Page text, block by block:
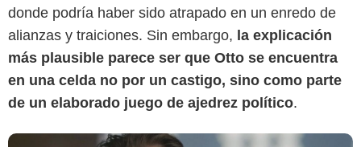
donde podría haber sido atrapado en un enredo de
alianzas y traiciones. Sin embargo, la explicación
más plausible parece ser que Otto se encuentra
en una celda no por un castigo, sino como parte
de un elaborado juego de ajedrez político.